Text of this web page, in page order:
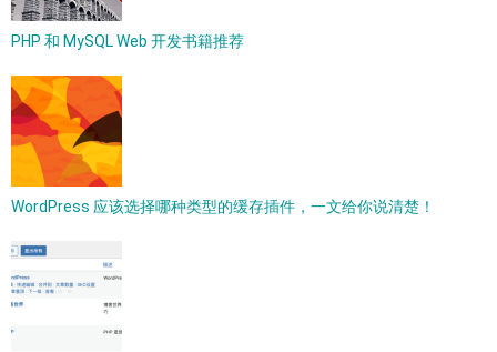
PHP 和 MySQL Web 开发书籍推荐
WordPress 应该选择哪种类型的缓存插件，一文给你说清楚！